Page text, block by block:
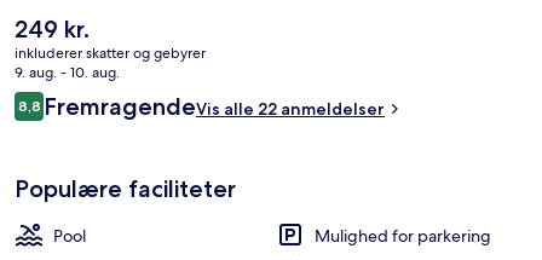
Den
nuværende
pris
er
249 kr.
249 kr.
inkluderer skatter og gebyrer
9. aug. - 10. aug.
Anmeldelser
8,88,8 ud af 10.
FremragendeVis alle 22 anmeldelser
Populære faciliteter
Pool
Mulighed for parkering